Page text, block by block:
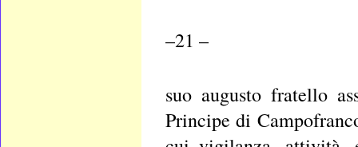
–21 –
suo augusto fratello
Principe di